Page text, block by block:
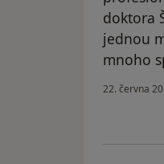
doktora
jednou
mnoho
22. června